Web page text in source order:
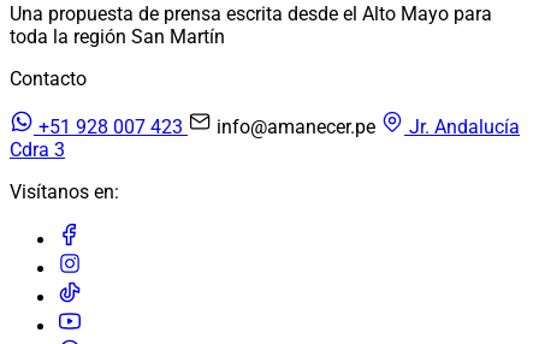
Una propuesta de prensa escrita desde el Alto Mayo para
toda la región San Martín
Contacto
+51 928 007 423 info@amanecer.pe
Jr. Andalucía
Cdra 3
Visítanos en: